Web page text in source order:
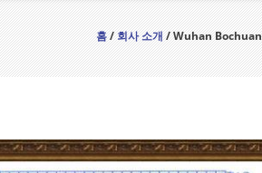
홈/회사 소개/ Wuhan